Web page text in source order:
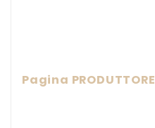
Pagina PRODUTTORE